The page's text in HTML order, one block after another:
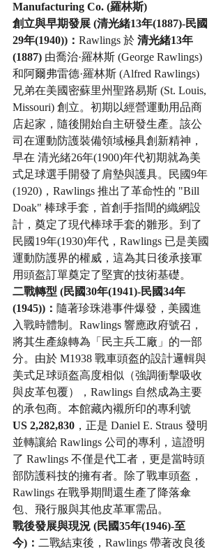
Manufacturing Co. (羅林斯)
創立與早期發展 (清光緒13年(1887)-民國
29年(1940))： Rawlings 於 清光緒13年
(1887) 由喬治·羅林斯 (George Rawlings)
和阿爾弗雷德·羅林斯 (Alfred Rawlings)
兄弟在美國密蘇里州聖路易斯 (St. Louis,
Missouri) 創立。初期以經營運動用品商
店起家，隨後開始自主研發生產。該公
司在運動防護裝備領域極具創新精神，
早在 清光緒26年(1900)年代初期就為美
式足球選手開發了肩墊與護具。民國9年
(1920)，Rawlings 推出了革命性的 "Bill
Doak" 棒球手套，首創手指間的織網設
計，奠定了現代棒球手套的雛形。到了
民國19年(1930)年代，Rawlings 已是美國
運動防護界的權威，這為其日後承接軍
用頭盔訂單奠定了堅實的技術基礎。
二戰轉型 (民國30年(1941)-民國34年
(1945))： 隨著珍珠港事件爆發，美國進
入戰時體制。Rawlings 響應政府號召，
將其生產線轉為「民主兵工廠」的一部
分。由於 M1938 戰車頭盔的設計邏輯與
美式足球頭盔高度相似（強調衝擊吸收
與皮革包覆），Rawlings 自然成為主要
的承包商。本館藏內襯所印的專利號
US 2,282,830 ，正是 Daniel E. Straus 發明
並轉讓給 Rawlings 公司的專利，這證明
了 Rawlings 不僅是代工者，更是當時頭
部防護科技的擁有者。除了戰車頭盔，
Rawlings 在戰爭期間還生產了降落傘
包、飛行服與其他皮革軍需品。
戰後發展與現況 (民國35年(1946)-至
今)： 二戰結束後，Rawlings 帶著改良後